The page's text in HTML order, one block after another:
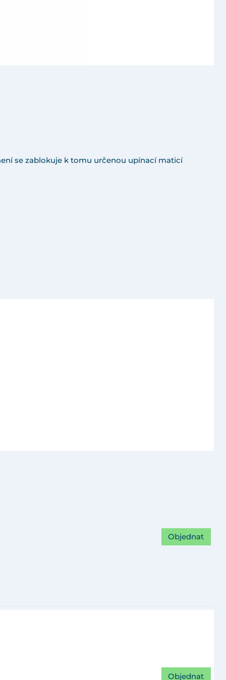
se zablokuje k tomu určenou upínací maticí
Objednat
Objednat